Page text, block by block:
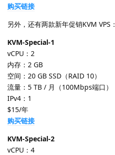
购买链接
另外，还有两款新年促销KVM VPS：
KVM-Special-1
vCPU：2
内存：2 GB
空间：20 GB SSD（RAID 10）
流量：5 TB / 月（100Mbps端口）
IPv4：1
$15/年
购买链接
KVM-Special-2
vCPU：4